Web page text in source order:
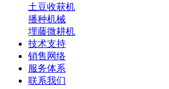
土豆收获机
播种机械
埋藤微耕机
技术支持
销售网络
服务体系
联系我们